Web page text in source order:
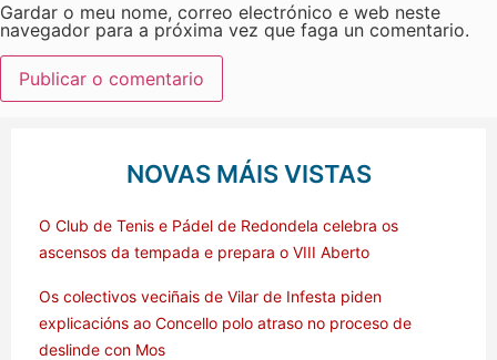
Gardar o meu nome, correo electrónico e web neste
navegador para a próxima vez que faga un comentario.
NOVAS MÁIS VISTAS
O Club de Tenis e Pádel de Redondela celebra os
ascensos da tempada e prepara o VIII Aberto
Os colectivos veciñais de Vilar de Infesta piden
explicacións ao Concello polo atraso no proceso de
deslinde con Mos